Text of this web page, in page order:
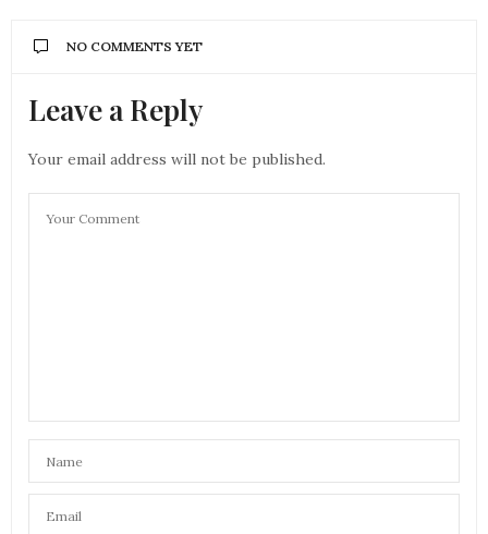
NO COMMENTS YET
Leave a Reply
Your email address will not be published.